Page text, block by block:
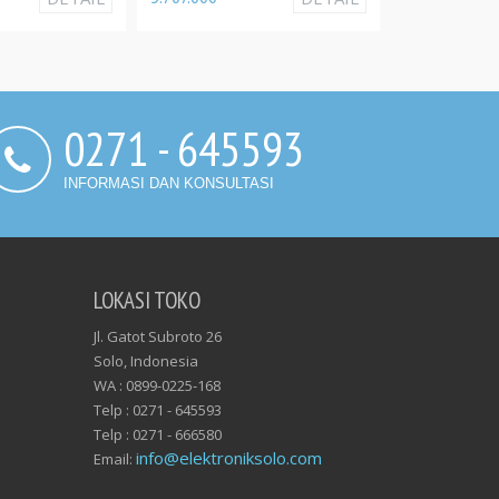
0271 - 645593
INFORMASI DAN KONSULTASI
LOKASI TOKO
Jl. Gatot Subroto 26
Solo, Indonesia
WA : 0899-0225-168
Telp : 0271 - 645593
Telp : 0271 - 666580
Email: info@elektroniksolo.com